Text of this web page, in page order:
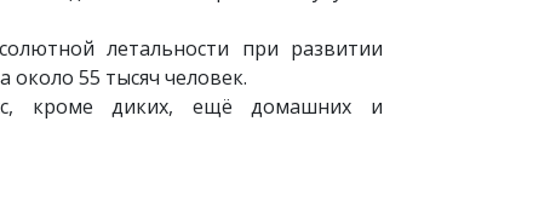
летальности при развитии
около 55 тысяч человек.
кроме диких, ещё домашних и